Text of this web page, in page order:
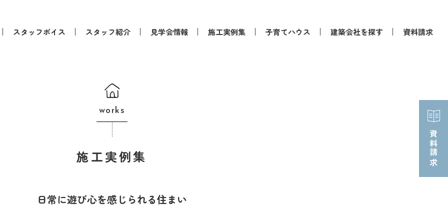
スタッフボイス スタッフ紹介 見学会情報 施工実例集 子育てハウス 建築会社を探す 資料請求
資料請求
works
施工実例集
日常に遊び心を感じられる住まい